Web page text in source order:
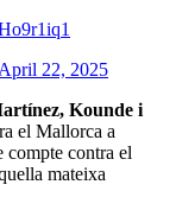
April 22, 2025
Kounde i
el Mallorca a
compte contra el
mateixa